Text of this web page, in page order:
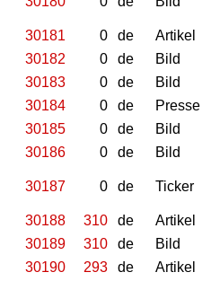
30181
0 de Artikel
30182
0 de Bild
30183
0 de Bild
30184
0 de Presse
30185
0 de Bild
30186
0 de Bild
30187 0 de Ticker
30188
310 de Artikel
30189
310 de Bild
30190
293 de Artikel